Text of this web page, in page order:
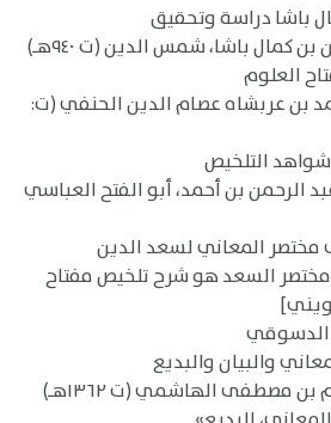
كمال باشا، شمس الدين (ت ٩٤٠هـ)
بن عربشاه عصام الدين الحنفي (ت:
الرحمن بن أحمد، أبو الفتح العباسي
المعاني لسعد الدين
(ت ٧٩٢ هـ) [ومختصر السعد هو شرح تلخيص مفتاح
الدسوقي
مصطفى الهاشمي (ت ١٣٦٢هـ)